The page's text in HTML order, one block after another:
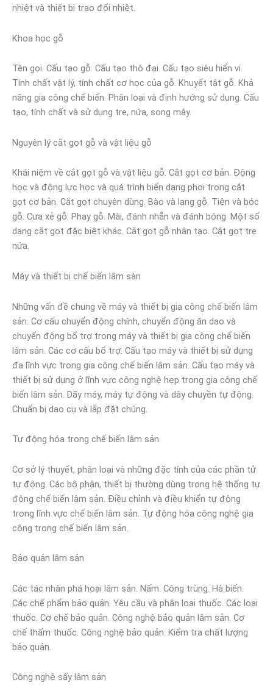
nhiệt và thiết bị trao đổi nhiệt.
Khoa học gỗ
Tên gọi. Cấu tạo gỗ. Cấu tạo thô đại. Cấu tạo siêu hiển vi.
Tính chất vật lý, tính chất cơ học của gỗ. Khuyết tật gỗ. Khả
năng gia công chế biến. Phân loại và định hướng sử dụng. Cấu
tạo, tính chất và sử dụng tre, nứa, song mây.
Nguyên lý cắt gọt gỗ và vật liệu gỗ
Khái niệm về cắt gọt gỗ và vật liệu gỗ. Cắt gọt cơ bản. Động
học và động lực học và quá trình biến dạng phoi trong cắt
gọt cơ bản. Cắt gọt chuyên dùng. Bào và lạng gỗ. Tiện và bóc
gỗ. Cưa xẻ gỗ. Phay gỗ. Mài, đánh nhẵn và đánh bóng. Một số
dạng cắt gọt đặc biệt khác. Cắt gọt gỗ nhân tạo. Cắt gọt tre
nứa.
Máy và thiết bị chế biến lâm sàn
Những vấn đề chung về máy và thiết bị gia công chế biến lâm
sản. Cơ cấu chuyển động chính, chuyển động ăn dao và
chuyển động bổ trợ trong máy và thiết bị gia công chế biến
lâm sản. Các cơ cấu bổ trợ. Cấu tạo máy và thiết bị sử dụng
đa lĩnh vực trong gia công chế biến lâm sản. Cấu tạo máy và
thiết bị sử dụng ở lĩnh vực công nghệ hẹp trong gia công chế
biến lâm sản. Dãy máy, máy tự động và dây chuyền tự động.
Chuẩn bị dao cụ và lắp đặt chúng.
Tự động hóa trong chế biến lâm sản
Cơ sở lý thuyết, phân loại và những đặc tính của các phần tử
tự động. Các bộ phận, thiết bị thường dùng trong hệ thống tự
động chế biến lâm sản. Điều chỉnh và điều khiển tự động
trong lĩnh vực chế biến lâm sản. Tự động hóa công nghệ gia
công trong chế biến lâm sản.
Bảo quản lâm sản
Các tác nhân phá hoại lâm sản. Nấm. Công trùng. Hà biển.
Các chế phẩm bảo quản. Yêu cầu và phân loại thuốc. Các loại
thuốc. Cơ chế bảo quản. Công nghệ bảo quản lâm sản. Cơ
chế thấm thuốc. Công nghệ bảo quản. Kiểm tra chất lượng
bảo quản.
Công nghệ sấy lâm sản